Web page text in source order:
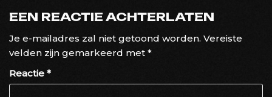
EEN REACTIE ACHTERLATEN
Je e-mailadres zal niet getoond worden. Vereiste
velden zijn gemarkeerd met *
Reactie *